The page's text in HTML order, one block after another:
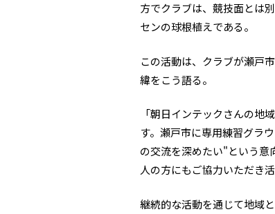
方でクラブは、競技面とは
センの球根植えである。
この活動は、クラブが瀬戸
緯をこう語る。
「朝日インテックさんの地
す。瀬戸市に専用練習グラ
の交流を深めたい"という意
人の方にもご協力いただき
継続的な活動を通じて地域